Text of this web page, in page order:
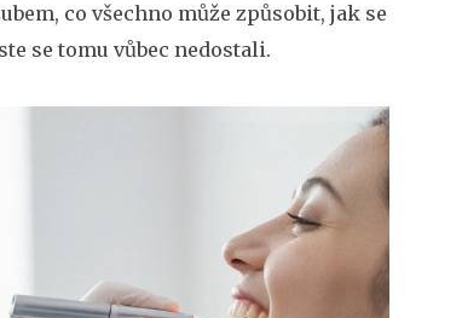
co všechno může způsobit, jak se
se tomu vůbec nedostali.